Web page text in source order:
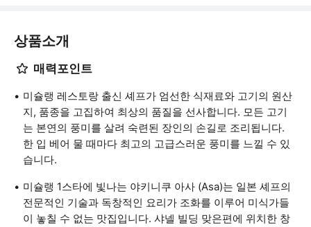
상품소개
매력포인트
미슐랭 레스토랑 출신 셰프가 엄선한 식재료와 고기의 원산
지, 품종을 고집하여 최상의 품질을 선사합니다. 모든 고기
는 본연의 풍미를 살려 숙련된 장인의 손길로 조리됩니다.
한 입 베어 물 때마다 최고의 고급스러운 풍미를 느낄 수 있
습니다.
미슐랭 1스타에 빛나는 야키니쿠 아사 (Asa)는 일본 셰프의
전문적인 기술과 독창적인 요리가 조화를 이루어 미식가들
이 놓칠 수 없는 맛집입니다. 샤넬 빌딩 맞은편에 위치한 창